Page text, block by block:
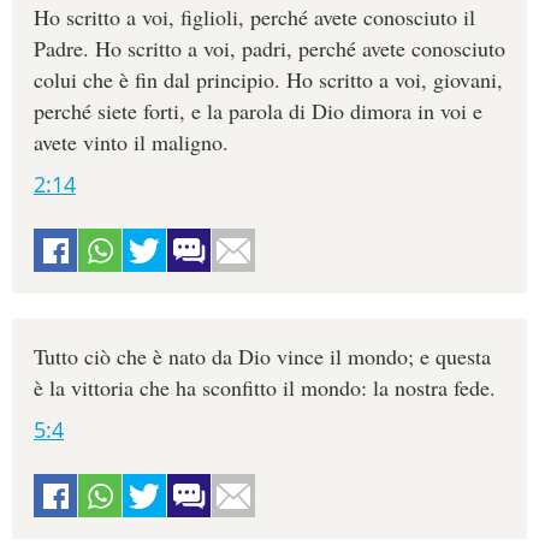
Ho scritto a voi, figlioli, perché avete conosciuto il
Padre. Ho scritto a voi, padri, perché avete conosciuto
colui che è fin dal principio. Ho scritto a voi, giovani,
perché siete forti, e la parola di Dio dimora in voi e
avete vinto il maligno.
2:14
Tutto ciò che è nato da Dio vince il mondo; e questa
è la vittoria che ha sconfitto il mondo: la nostra fede.
5:4